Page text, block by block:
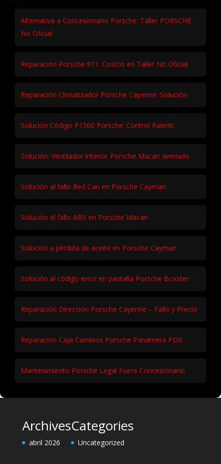
Alternativa a Concesionario Porsche: Taller PORSCHE
No Oficial
Reparación Porsche 911: Costos en Taller No Oficial
Reparación Climatizador Porsche Cayenne: Solución
Solución Código P1500 Porsche: Control Ralenti
Solución: Ventilador interior Porsche Macan averiado
Solución al fallo Red Can en Porsche Cayman
Solución al fallo ABS en Porsche Macan
Solución a pérdida de aceite en Porsche Cayman
Solución al código error en pantalla Porsche Boxster
Reparación Dirección Porsche Cayenne – Fallo y Precio
Reparación Caja Cambios Porsche Panamera PDK
Mantenimiento Porsche Legal Fuera Concesionario
Archives
abril 2026
Categories
Uncategorized